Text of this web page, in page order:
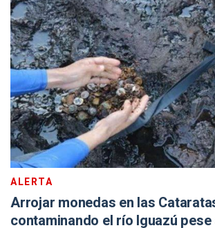
ALERTA
Arrojar monedas en las
contaminando el río Iguazú